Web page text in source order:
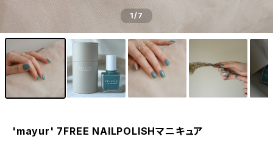
1/7
'mayur' 7FREE NAILPOLISHマニキュア